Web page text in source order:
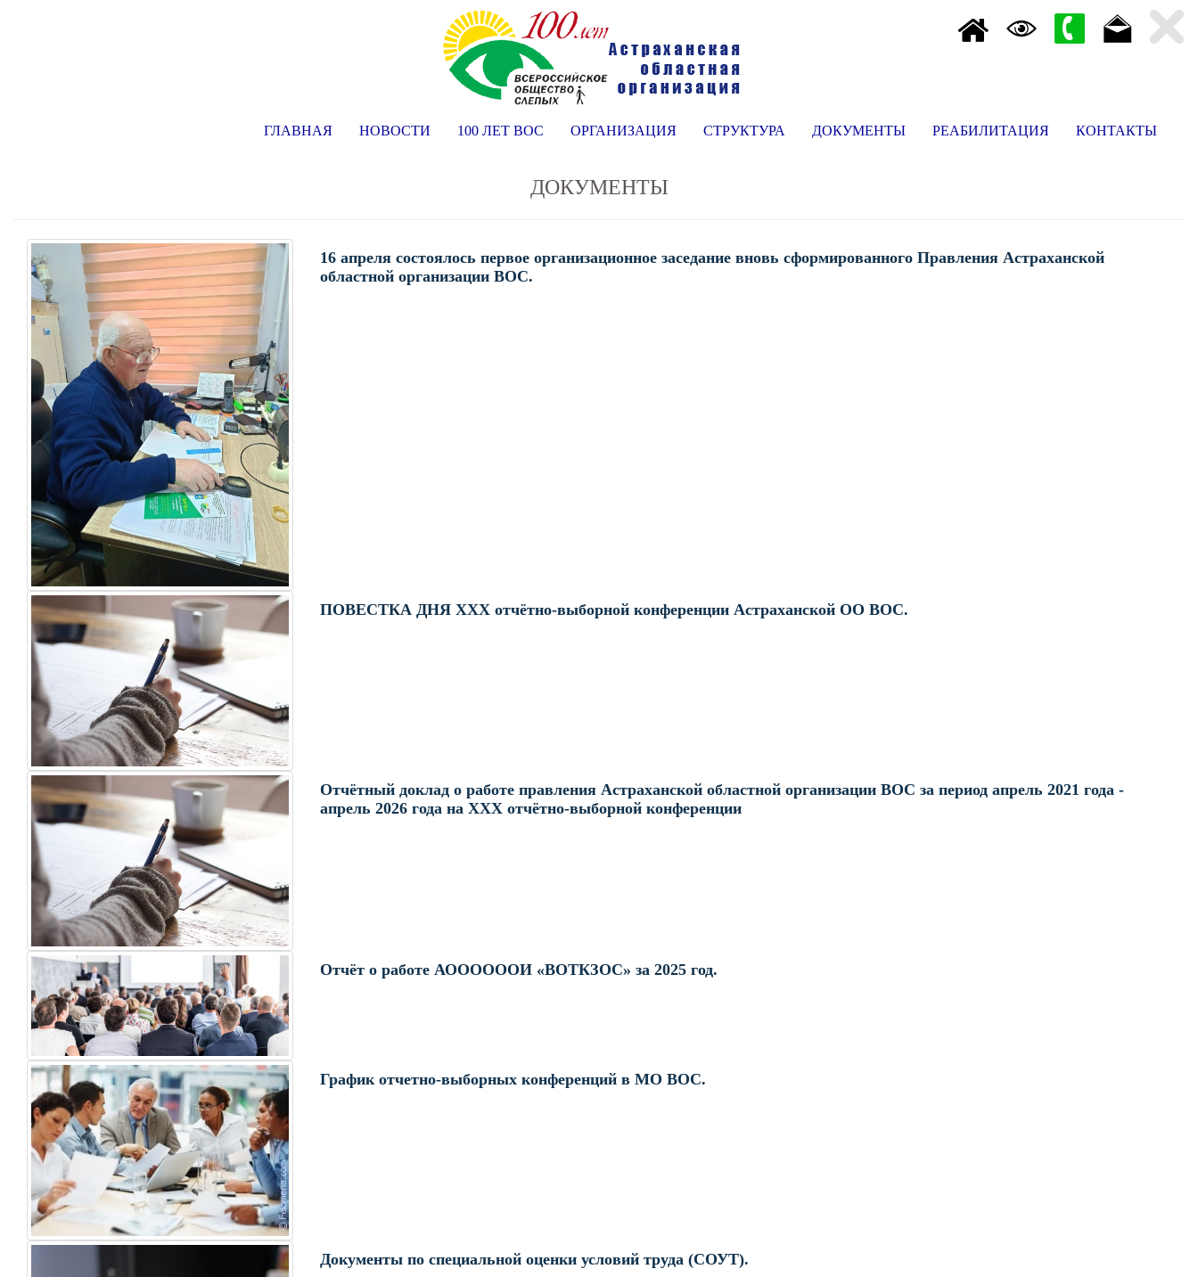
ГЛАВНАЯ НОВОСТИ 100 ЛЕТ ВОС ОРГАНИЗАЦИЯ СТРУКТУРА ДОКУМЕНТЫ РЕАБИЛИТАЦИЯ КОНТАКТЫ
ДОКУМЕНТЫ
16 апреля состоялось первое организационное заседание вновь сформированного Правления Астраханской
областной организации ВОС.
ПОВЕСТКА ДНЯ ХХХ отчётно-выборной конференции Астраханской ОО ВОС.
Отчётный доклад о работе правления Астраханской областной организации ВОС за период апрель 2021 года -
апрель 2026 года на XXX отчётно-выборной конференции
Отчёт о работе АООООООИ «ВОТКЗОС» за 2025 год.
График отчетно-выборных конференций в МО ВОС.
Документы по специальной оценки условий труда (СОУТ).